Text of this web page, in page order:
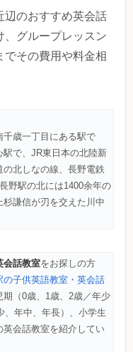
辺のおすすめ英会話
、グループレッスン
でその費用や料金相
歳一丁目にある駅で
で、JR東日本の北陸新
北しなの線、長野電鉄
野駅の北には1400余年の
謙信が刃を交えた川中
会話教室をお探しの方
の子供英語教室・英会話
（0歳、1歳、2歳／年少
、年中、年長）、小学生
英会話教室を紹介してい